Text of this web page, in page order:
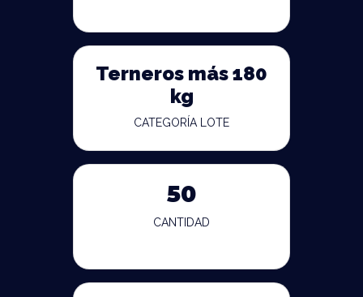
Terneros más 180
kg
CATEGORÍA LOTE
50
CANTIDAD